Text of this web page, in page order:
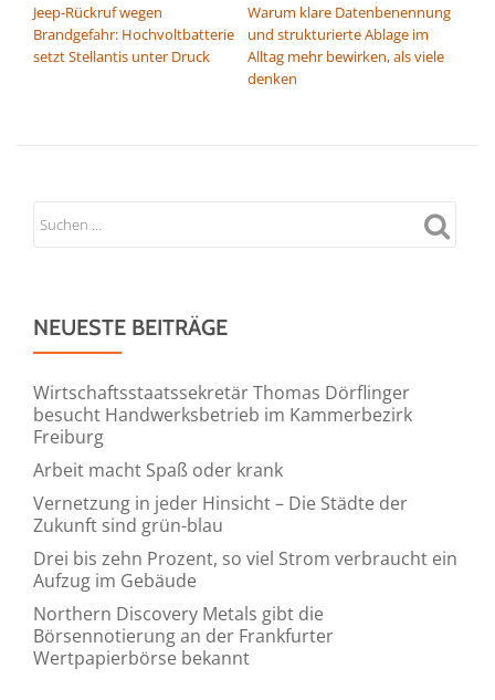
Jeep-Rückruf wegen
Brandgefahr: Hochvoltbatterie
setzt Stellantis unter Druck
Warum klare Datenbenennung
und strukturierte Ablage im
Alltag mehr bewirken, als viele
denken
NEUESTE BEITRÄGE
Wirtschaftsstaatssekretär Thomas Dörflinger
besucht Handwerksbetrieb im Kammerbezirk
Freiburg
Arbeit macht Spaß oder krank
Vernetzung in jeder Hinsicht – Die Städte der
Zukunft sind grün-blau
Drei bis zehn Prozent, so viel Strom verbraucht ein
Aufzug im Gebäude
Northern Discovery Metals gibt die
Börsennotierung an der Frankfurter
Wertpapierbörse bekannt